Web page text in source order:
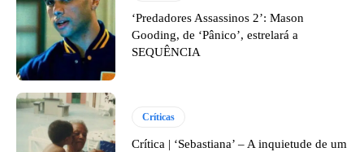
‘Predadores Assassinos 2’: Mason
Gooding, de ‘Pânico’, estrelará a
SEQUÊNCIA
Críticas
Crítica | ‘Sebastiana’ – A inquietude de um